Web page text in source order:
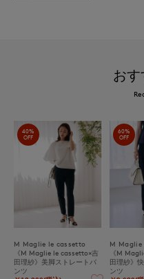
お
40%
OFF
M Maglie le cassetto
《M Maglie le cassetto×吉
田理紗》美脚ストレートパ
ンツ
60%
OFF
M Maglie
《M
田理紗》
ンツ